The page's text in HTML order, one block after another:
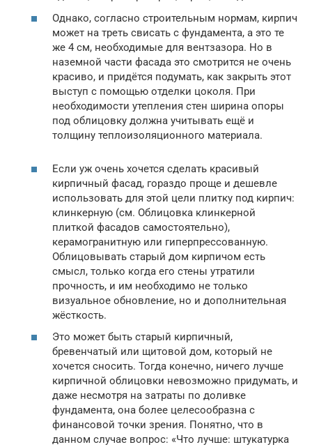
Однако, согласно строительным нормам, кирпич
может на треть свисать с фундамента, а это те
же 4 см, необходимые для вентзазора. Но в
наземной части фасада это смотрится не очень
красиво, и придётся подумать, как закрыть этот
выступ с помощью отделки цоколя. При
необходимости утепления стен ширина опоры
под облицовку должна учитывать ещё и
толщину теплоизоляционного материала.
Если уж очень хочется сделать красивый
кирпичный фасад, гораздо проще и дешевле
использовать для этой цели плитку под кирпич:
клинкерную (см. Облицовка клинкерной
плиткой фасадов самостоятельно),
керамогранитную или гиперпрессованную.
Облицовывать старый дом кирпичом есть
смысл, только когда его стены утратили
прочность, и им необходимо не только
визуальное обновление, но и дополнительная
жёсткость.
Это может быть старый кирпичный,
бревенчатый или щитовой дом, который не
хочется сносить. Тогда конечно, ничего лучше
кирпичной облицовки невозможно придумать, и
даже несмотря на затраты по доливке
фундамента, она более целесообразна с
финансовой точки зрения. Понятно, что в
данном случае вопрос: «Что лучше: штукатурка